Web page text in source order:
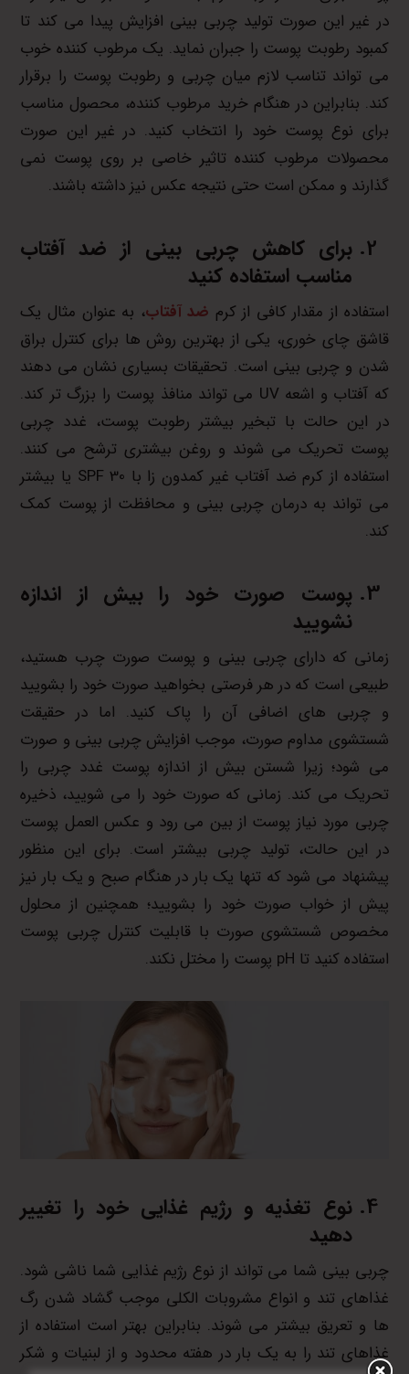
در غیر این صورت تولید چربی بینی افزایش پیدا می کند تا
کمبود رطوبت پوست را جبران نماید. یک مرطوب کننده خوب
می تواند تناسب لازم میان چربی و رطوبت پوست را برقرار
کند. بنابراین در هنگام خرید مرطوب کننده، محصول مناسب
برای نوع پوست خود را انتخاب کنید. در غیر این صورت
محصولات مرطوب کننده تاثیر خاصی بر روی پوست نمی
گذارند و ممکن است حتی نتیجه عکس نیز داشته باشند.
برای کاهش چربی بینی از ضد آفتاب
مناسب استفاده کنید
استفاده از مقدار کافی از کرم ضد آفتاب، به عنوان مثال یک
قاشق چای خوری، یکی از بهترین روش ها برای کنترل براق
شدن و چربی بینی است. تحقیقات بسیاری نشان می دهند
که آفتاب و اشعه UV می تواند منافذ پوست را بزرگ تر کند.
در این حالت با تبخیر بیشتر رطوبت پوست، غدد چربی
پوست تحریک می شوند و روغن بیشتری ترشح می کنند.
استفاده از کرم ضد آفتاب غیر کمدون زا با SPF 30 یا بیشتر
می تواند به درمان چربی بینی و محافظت از پوست کمک
کند.
پوست صورت خود را بیش از اندازه
نشویید
زمانی که دارای چربی بینی و پوست صورت چرب هستید،
طبیعی است که در هر فرصتی بخواهید صورت خود را بشویید
و چربی های اضافی آن را پاک کنید. اما در حقیقت
شستشوی مداوم صورت، موجب افزایش چربی بینی و صورت
می شود؛ زیرا شستن بیش از اندازه پوست غدد چربی را
تحریک می کند. زمانی که صورت خود را می شویید، ذخیره
چربی مورد نیاز پوست از بین می رود و عکس العمل پوست
در این حالت، تولید چربی بیشتر است. برای این منظور
پیشنهاد می شود که تنها یک بار در هنگام صبح و یک بار نیز
پیش از خواب صورت خود را بشویید؛ همچنین از محلول
مخصوص شستشوی صورت با قابلیت کنترل چربی پوست
استفاده کنید تا pH پوست را مختل نکند.
نوع تغذیه و رژیم غذایی خود را تغییر
دهید
چربی بینی شما می تواند از نوع رژیم غذایی شما ناشی شود.
غذاهای تند و انواع مشروبات الکلی موجب گشاد شدن رگ
ها و تعریق بیشتر می شوند. بنابراین بهتر است استفاده از
غذاهای تند را به یک بار در هفته محدود و از لبنیات و شکر